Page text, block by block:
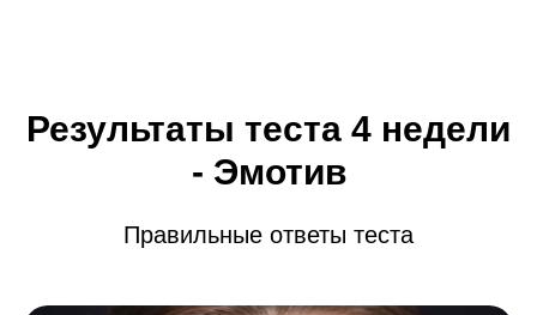
Результаты теста 4 недели
- Эмотив
Правильные ответы теста